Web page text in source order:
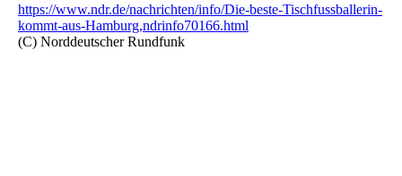
https://www.ndr.de/nachrichten/info/Die-beste-Tischfussballerin-
kommt-aus-Hamburg,ndrinfo70166.html
(C) Norddeutscher Rundfunk